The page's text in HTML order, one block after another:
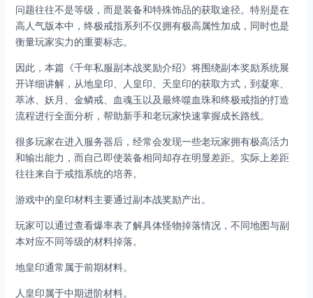
问题往往不是等级，而是装备和特殊饰品的获取途径。特别是在
高人气版本中，终极戒指系列不仅拥有极高属性加成，同时也是
衡量玩家实力的重要标志。
因此，本篇《千年私服副本战奖励介绍》将围绕副本奖励系统展
开详细讲解，从地皇印、人皇印、天皇印的获取方式，到凝寒、
萃冰、妖月、金鳞戒、血魂玉以及最终噬血珠和终极戒指的打造
流程进行全面分析，帮助新手和老玩家快速掌握成长路线。
很多玩家在进入服务器后，经常会发现一些老玩家拥有极高活力
和输出能力，而自己即使装备相同却存在明显差距。实际上差距
往往来自于戒指系统的培养。
游戏中的皇印材料主要通过副本战奖励产出。
玩家可以通过查看爆率表了解具体怪物掉落情况，不同地图与副
本对应不同等级的材料掉落。
地皇印通常属于前期材料。
人皇印属于中期进阶材料。